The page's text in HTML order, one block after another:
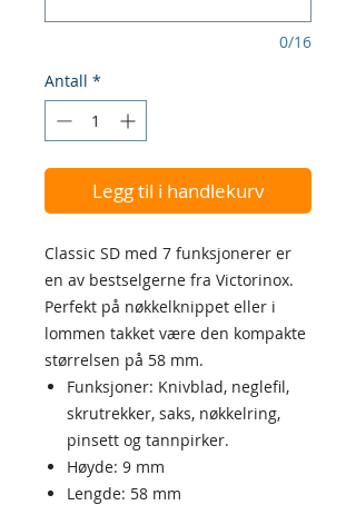
0/16
Antall *
Legg til i handlekurv
Classic SD med 7 funksjonerer er
en av bestselgerne fra Victorinox.
Perfekt på nøkkelknippet eller i
lommen takket være den kompakte
størrelsen på 58 mm.
Funksjoner: Knivblad, neglefil,
skrutrekker, saks, nøkkelring,
pinsett og tannpirker.
Høyde: 9 mm
Lengde: 58 mm